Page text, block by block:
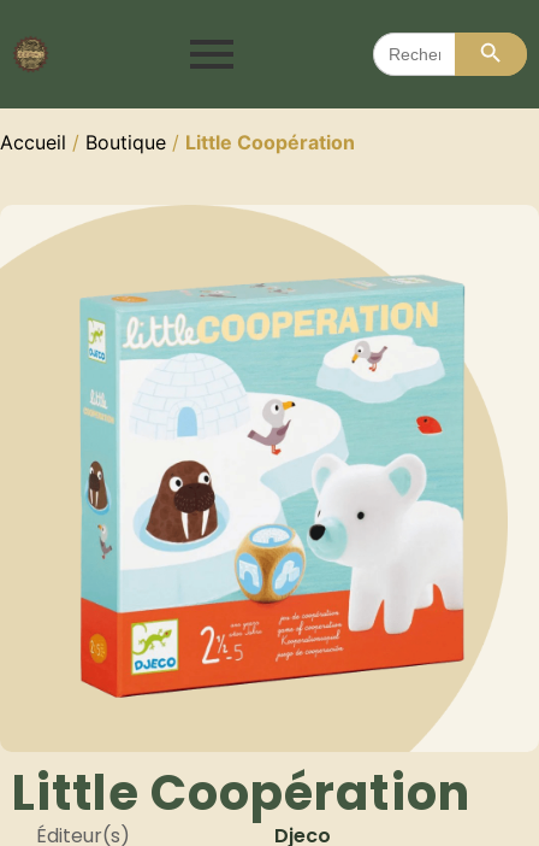
Search
for:
Search
Accueil / Boutique / Little Coopération
Little Coopération
Éditeur(s) Djeco